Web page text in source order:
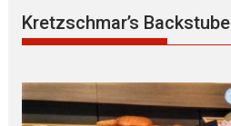
Kretzschmar’s Backstube